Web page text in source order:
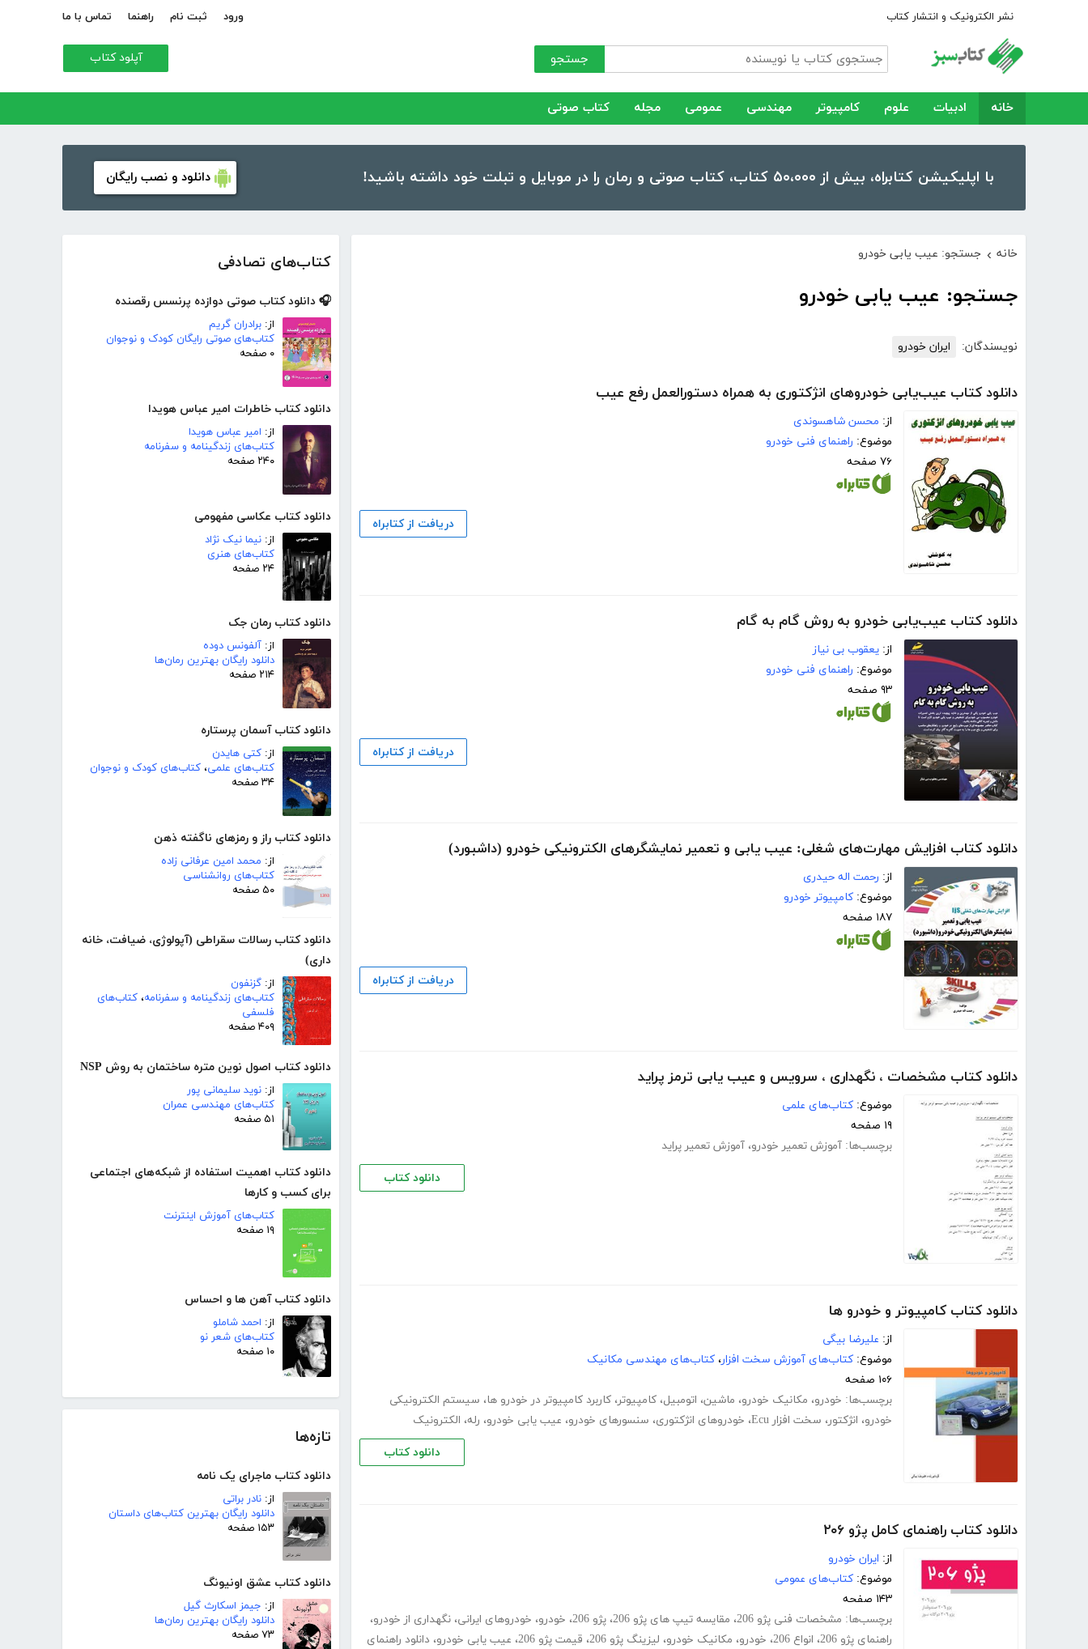
نشر الکترونیک و انتشار کتاب ورود ثبت نام راهنما تماس با ما
جستجو آپلود کتاب
خانه ادبیات علوم کامپیوتر مهندسی عمومی مجله کتاب صوتی
با اپلیکیشن کتابراه، بیش از ۵۰،۰۰۰ کتاب، کتاب صوتی و رمان را در موبایل و تبلت خود داشته باشید! دانلود و نصب رایگان
کتاب‌های تصادفی
🎧 دانلود کتاب صوتی دوازده پرنسس رقصنده
از: برادران گریم
کتاب‌های صوتی رایگان کودک و نوجوان
۰ صفحه
دانلود کتاب خاطرات امیر عباس هویدا
از: امیر عباس هویدا
کتاب‌های زندگینامه و سفرنامه
۲۴۰ صفحه
دانلود کتاب عکاسی مفهومی
از: نیما نیک نژاد
کتاب‌های هنری
۲۴ صفحه
دانلود کتاب رمان جک
از: آلفونس دوده
دانلود رایگان بهترین رمان‌ها
۲۱۴ صفحه
دانلود کتاب آسمان پرستاره
از: کتی هایدن
کتاب‌های علمی، کتاب‌های کودک و نوجوان
۳۴ صفحه
دانلود کتاب راز و رمزهای ناگفته ذهن
از: محمد امین عرفانی زاده
کتاب‌های روانشناسی
۵۰ صفحه
دانلود کتاب رسالات سقراطی (آپولوژی، ضیافت، خانه
داری)
از: گزنفون
کتاب‌های زندگینامه و سفرنامه، کتاب‌های
فلسفی
۴۰۹ صفحه
دانلود کتاب اصول نوین متره ساختمان به روش NSP
از: نوید سلیمانی پور
کتاب‌های مهندسی عمران
۵۱ صفحه
دانلود کتاب اهمیت استفاده از شبکه‌های اجتماعی
برای کسب و کارها
کتاب‌های آموزش اینترنت
۱۹ صفحه
دانلود کتاب آهن ها و احساس
از: احمد شاملو
کتاب‌های شعر نو
۱۰ صفحه
تازه‌ها
دانلود کتاب ماجرای یک نامه
از: نادر براتی
دانلود رایگان بهترین کتاب‌های داستان
۱۵۳ صفحه
دانلود کتاب عشق اونیونگ
از: جیمز اسکارث گیل
دانلود رایگان بهترین رمان‌ها
۷۳ صفحه
خانه › جستجو: عیب یابی خودرو
جستجو: عیب یابی خودرو
نویسندگان: ایران خودرو
دانلود کتاب عیب‌یابی خودروهای انژکتوری به همراه دستورالعمل رفع عیب
از: محسن شاهسوندی
موضوع: راهنمای فنی خودرو
۷۶ صفحه
دریافت از کتابراه
دانلود کتاب عیب‌یابی خودرو به روش گام به گام
از: یعقوب بی نیاز
موضوع: راهنمای فنی خودرو
۹۳ صفحه
دریافت از کتابراه
دانلود کتاب افزایش مهارت‌های شغلی: عیب یابی و تعمیر نمایشگرهای الکترونیکی خودرو (داشبورد)
از: رحمت اله حیدری
موضوع: کامپیوتر خودرو
۱۸۷ صفحه
دریافت از کتابراه
دانلود کتاب مشخصات ، نگهداری ، سرویس و عیب یابی ترمز پراید
موضوع: کتاب‌های علمی
۱۹ صفحه
برچسب‌ها: آموزش تعمیر خودرو، آموزش تعمیر پراید
دانلود کتاب
دانلود کتاب کامپیوتر و خودرو ها
از: علیرضا بیگی
موضوع: کتاب‌های آموزش سخت افزار، کتاب‌های مهندسی مکانیک
۱۰۶ صفحه
برچسب‌ها: خودرو، مکانیک خودرو، ماشین، اتومبیل، کامپیوتر، کاربرد کامپیوتر در خودرو ها، سیستم الکترونیکی
خودرو، انژکتور، سخت افزار Ecu ، خودروهای انژکتوری، سنسورهای خودرو، عیب یابی خودرو، رله، الکترونیک
دانلود کتاب
دانلود کتاب راهنمای کامل پژو ۲۰۶
از: ایران خودرو
موضوع: کتاب‌های عمومی
۱۴۳ صفحه
برچسب‌ها: مشخصات فنی پژو 206 ، مقایسه تیپ های پژو 206 ، پژو 206 ، خودرو، خودروهای ایرانی، نگهداری از خودرو،
راهنمای پژو 206
، انواع 206 ، خودرو، مکانیک خودرو، لیزینگ پژو 206 ، قیمت پژو 206 ، عیب یابی خودرو، دانلود راهنمای